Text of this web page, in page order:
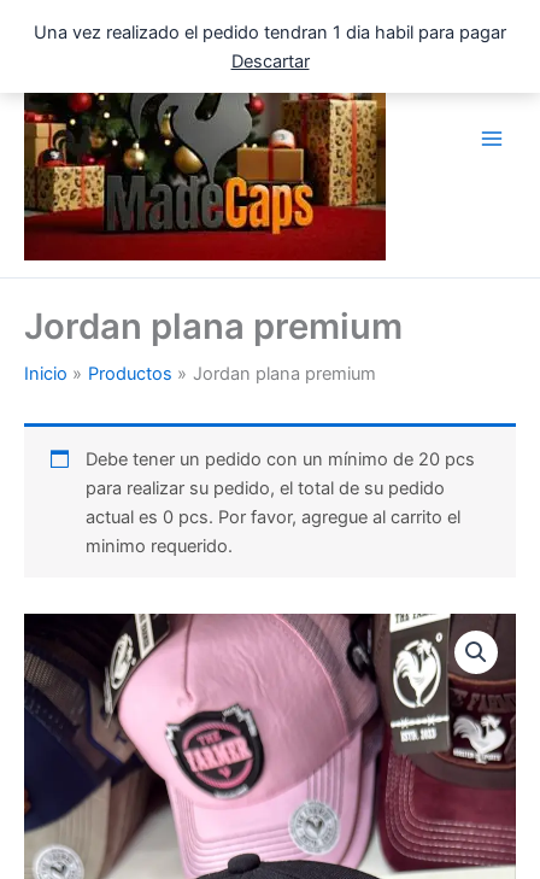
Una vez realizado el pedido tendran 1 dia habil para pagar
Descartar
Jordan plana premium
Inicio Productos Jordan plana premium
Debe tener un pedido con un mínimo de 20 pcs
para realizar su pedido, el total de su pedido
actual es 0 pcs. Por favor, agregue al carrito el
minimo requerido.